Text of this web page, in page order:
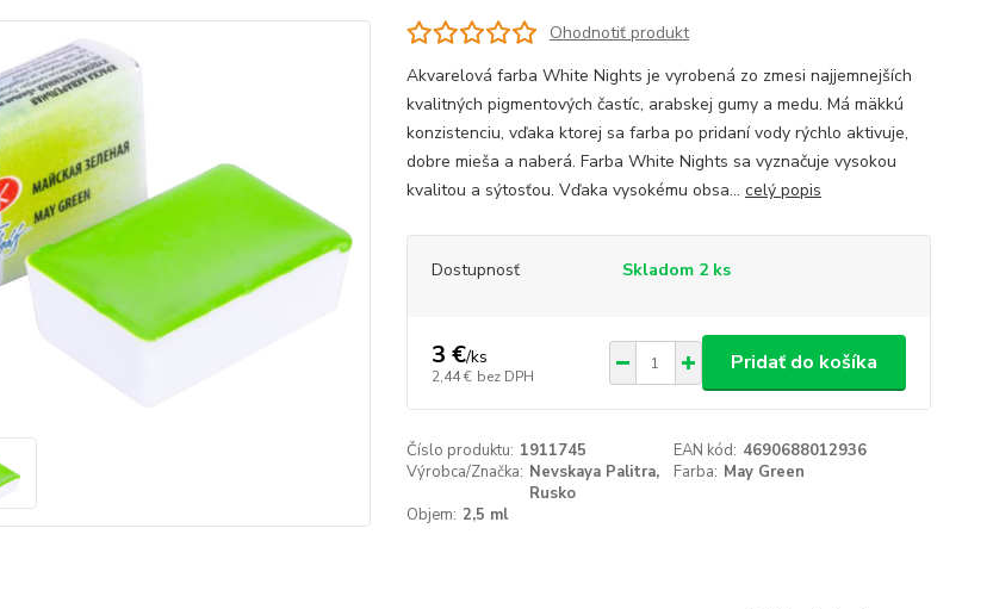
Ohodnotiť produkt
Akvarelová farba White Nights je vyrobená zo zmesi najjemnejších
kvalitných pigmentových častíc, arabskej gumy a medu. Má mäkkú
konzistenciu, vďaka ktorej sa farba po pridaní vody rýchlo aktivuje,
dobre mieša a naberá. Farba White Nights sa vyznačuje vysokou
kvalitou a sýtosťou. Vďaka vysokému obsa... celý popis
Dostupnosť Skladom 2 ks
3 €/ks
2,44 € bez DPH
Pridať do košíka
Číslo produktu: 1911745 EAN kód: 4690688012936
Výrobca/Značka: Nevskaya Palitra,
Rusko
Farba: May Green
Objem: 2,5 ml